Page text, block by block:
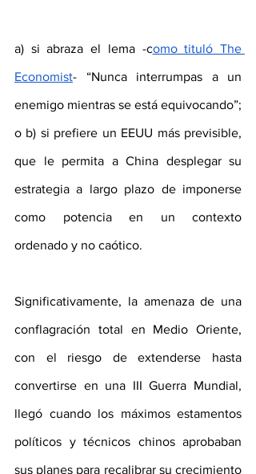
a) si abraza el lema -como tituló The
Economist- “Nunca interrumpas a un
enemigo mientras se está equivocando”;
o b) si prefiere un EEUU más previsible,
que le permita a China desplegar su
estrategia a largo plazo de imponerse
como potencia en un contexto
ordenado y no caótico.
Significativamente, la amenaza de una
conflagración total en Medio Oriente,
con el riesgo de extenderse hasta
convertirse en una III Guerra Mundial,
llegó cuando los máximos estamentos
políticos y técnicos chinos aprobaban
sus planes para recalibrar su crecimiento